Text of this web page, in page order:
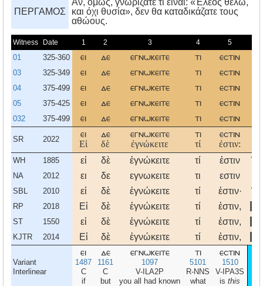
ΠΕΡΓΑΜΟΣ
Aν, όμως, γνωρίζατε τι είναι: «Έλεος θέλω,
και όχι θυσία», δεν θα καταδικάζατε τους
αθώους.
Witness Date 1 2 3 4 5
01 325-360 ει δε εγνωκειτε τι εστιν
03 325-349 ει δε εγνωκειτε τι εστιν
04 375-499 ει δε εγνωκειτε τι εστιν
05 375-425 ει δε εγνωκειτε τι εστιν
032 375-499 ει δε εγνωκειτε τι εστιν
SR 2022
ει
Εἰ
δε
δὲ
εγνωκειτε
ἐγνώκειτε
τι
τί
εστιν
ἐστιν:
WH 1885 εἰ δὲ ἐγνώκειτε τί ἐστιν
NA 2012 ει δε εγνωκειτε τι εστιν
SBL 2010 εἰ δὲ ἐγνώκειτε τί ἐστιν·
RP 2018 Εἰ δὲ ἐγνώκειτε τί ἐστιν,
ST 1550 εἰ δὲ ἐγνώκειτε τί ἐστιν,
KJTR 2014 Εἰ δὲ ἐγνώκειτε τί ἐστιν,
Variant
Interlinear
ει
1487
C
if
δε
1161
C
but
εγνωκειτε
1097
V-ILA2P
you all had known
τι
5101
R-NNS
what
εστιν
1510
V-IPA3S
is this